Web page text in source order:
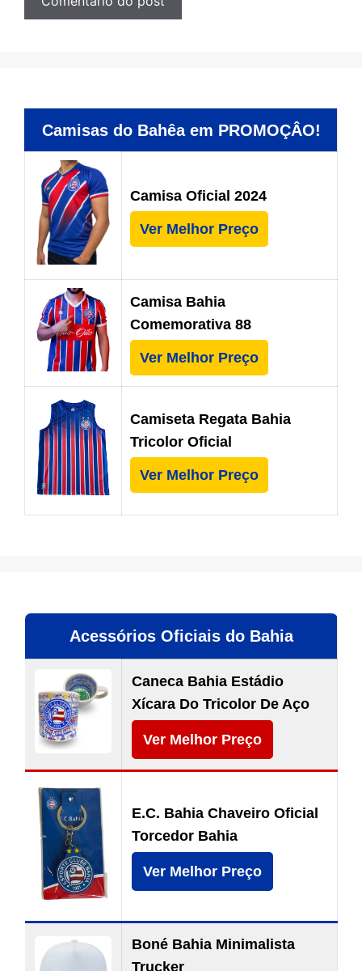
Camisas do Bahêa em PROMOÇÂO!
Camisa Oficial 2024
Ver Melhor Preço
Camisa Bahia
Comemorativa 88
Ver Melhor Preço
Camiseta Regata Bahia
Tricolor Oficial
Ver Melhor Preço
Acessórios Oficiais do Bahia
Caneca Bahia Estádio
Xícara Do Tricolor De Aço
Ver Melhor Preço
E.C. Bahia Chaveiro Oficial
Torcedor Bahia
Ver Melhor Preço
Boné Bahia Minimalista
Trucker